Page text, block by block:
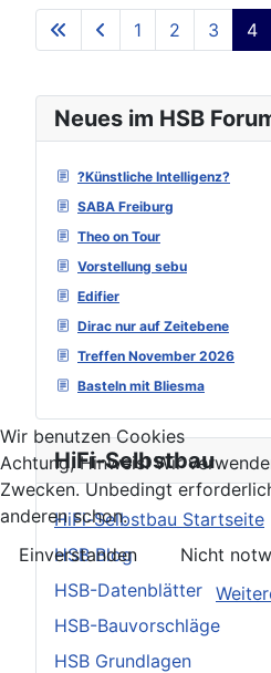
Neues im HSB
?Künstliche Intelligenz?
SABA Freiburg
Theo on Tour
Vorstellung sebu
Edifier
Dirac nur auf Zeitebene
Treffen November 2026
Basteln mit Bliesma
HiFi-Selbstbau
HiFi-Selbstbau Startseite
HSB Blog
HSB-Datenblätter
HSB-Bauvorschläge
HSB Grundlagen
1 2 3 4
Wir benutzen Cookies
Achtung, Hinweis! Wir
Zwecken. Unbedingt
anderen schon.
Einverstanden
Nicht